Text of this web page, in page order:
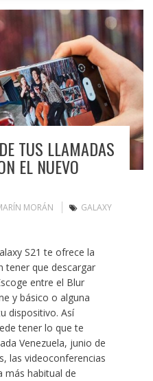
TUS LLAMADAS
EL NUEVO
MORÁN
GALAXY
S21 te ofrece la
tener que descargar
entre el Blur
y básico o alguna
dispositivo. Así
tener lo que te
Venezuela, junio de
las videoconferencias
más habitual de